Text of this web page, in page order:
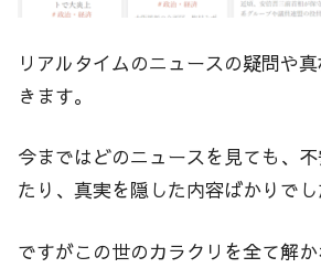
リアルタイムのニュースの疑問や
きます。
今まではどのニュースを見ても、
たり、真実を隠した内容ばかりでし
ですがこの世のカラクリを全て解